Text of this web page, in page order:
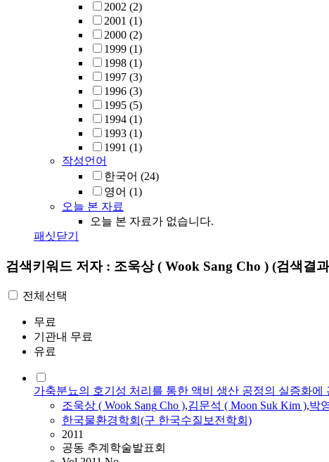
2002 (2)
2001 (1)
2000 (2)
1999 (1)
1998 (1)
1997 (3)
1996 (3)
1995 (5)
1994 (1)
1993 (1)
1991 (1)
작성언어
한국어 (24)
영어 (1)
오늘 본 자료
오늘 본 자료가 없습니다.
패싯닫기
검색키워드 저자 : 조욱상 ( Wook Sang Cho ) (검색결
전체선택
무료
기관내 무료
유료
가축분뇨의 호기성 처리를 통한 액비 생산 공정의 실증화에
조욱상 ( Wook Sang Cho ),김문석 ( Moon Suk Kim ),박
한국물환경학회(구 한국수질보전학회)
2011
공동 추계학술발표회